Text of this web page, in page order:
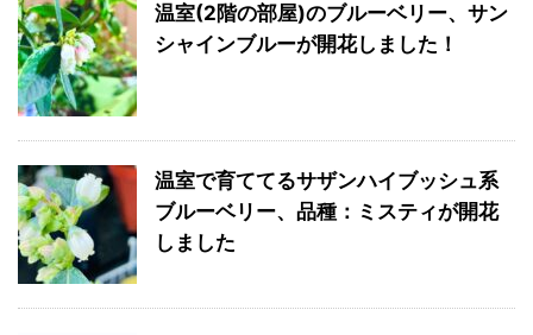
温室(2階の部屋)のブルーベリー、サン
シャインブルーが開花しました！
温室で育ててるサザンハイブッシュ系
ブルーベリー、品種：ミスティが開花
しました